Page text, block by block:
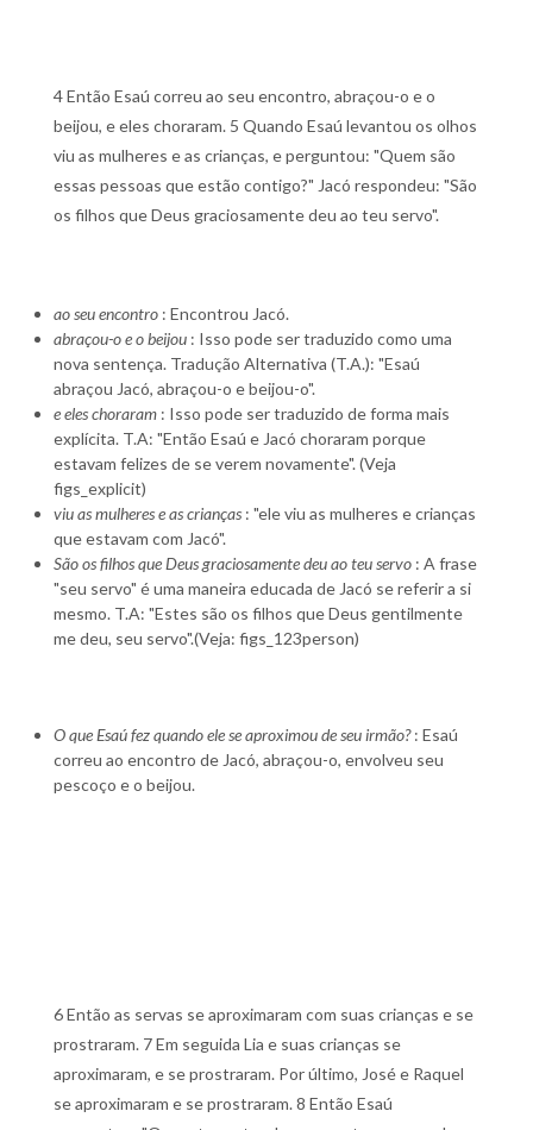
4 Então Esaú correu ao seu encontro, abraçou-o e o
beijou, e eles choraram. 5 Quando Esaú levantou os olhos
viu as mulheres e as crianças, e perguntou: "Quem são
essas pessoas que estão contigo?" Jacó respondeu: "São
os filhos que Deus graciosamente deu ao teu servo".
ao seu encontro : Encontrou Jacó.
abraçou-o e o beijou : Isso pode ser traduzido como uma
nova sentença. Tradução Alternativa (T.A.): "Esaú
abraçou Jacó, abraçou-o e beijou-o".
e eles choraram : Isso pode ser traduzido de forma mais
explícita. T.A: "Então Esaú e Jacó choraram porque
estavam felizes de se verem novamente". (Veja
figs_explicit)
viu as mulheres e as crianças : "ele viu as mulheres e crianças
que estavam com Jacó".
São os filhos que Deus graciosamente deu ao teu servo : A frase
"seu servo" é uma maneira educada de Jacó se referir a si
mesmo. T.A: "Estes são os filhos que Deus gentilmente
me deu, seu servo".(Veja: figs_123person)
O que Esaú fez quando ele se aproximou de seu irmão?: Esaú
correu ao encontro de Jacó, abraçou-o, envolveu seu
pescoço e o beijou.
6 Então as servas se aproximaram com suas crianças e se
prostraram. 7 Em seguida Lia e suas crianças se
aproximaram, e se prostraram. Por último, José e Raquel
se aproximaram e se prostraram. 8 Então Esaú